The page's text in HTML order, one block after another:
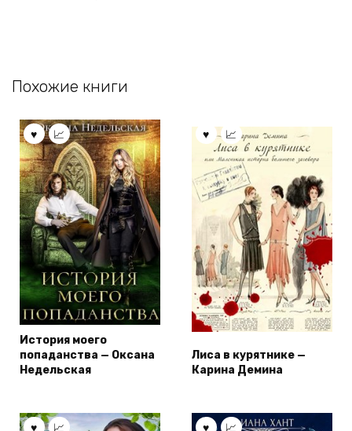
Похожие книги
История моего
попаданства — Оксана
Недельская
Лиса в курятнике —
Карина Демина